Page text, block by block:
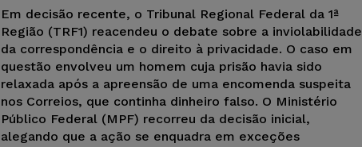
Em decisão recente, o Tribunal Regional Federal da 1ª
Região (TRF1) reacendeu o debate sobre a inviolabilidade
da correspondência e o direito à privacidade. O caso em
questão envolveu um homem cuja prisão havia sido
relaxada após a apreensão de uma encomenda suspeita
nos Correios, que continha dinheiro falso. O Ministério
Público Federal (MPF) recorreu da decisão inicial,
alegando que a ação se enquadra em exceções